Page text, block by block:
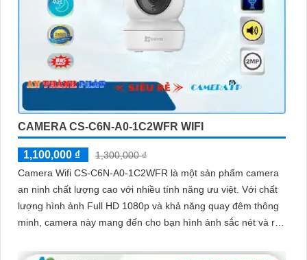
CAMERA CS-C6N-A0-1C2WFR WIFI
1,100,000 ₫
1,300,000 ₫
Camera Wifi CS-C6N-A0-1C2WFR là một sản phẩm camera
an ninh chất lượng cao với nhiều tính năng ưu việt. Với chất
lượng hình ảnh Full HD 1080p và khả năng quay đêm thông
minh, camera này mang đến cho bạn hình ảnh sắc nét và rõ